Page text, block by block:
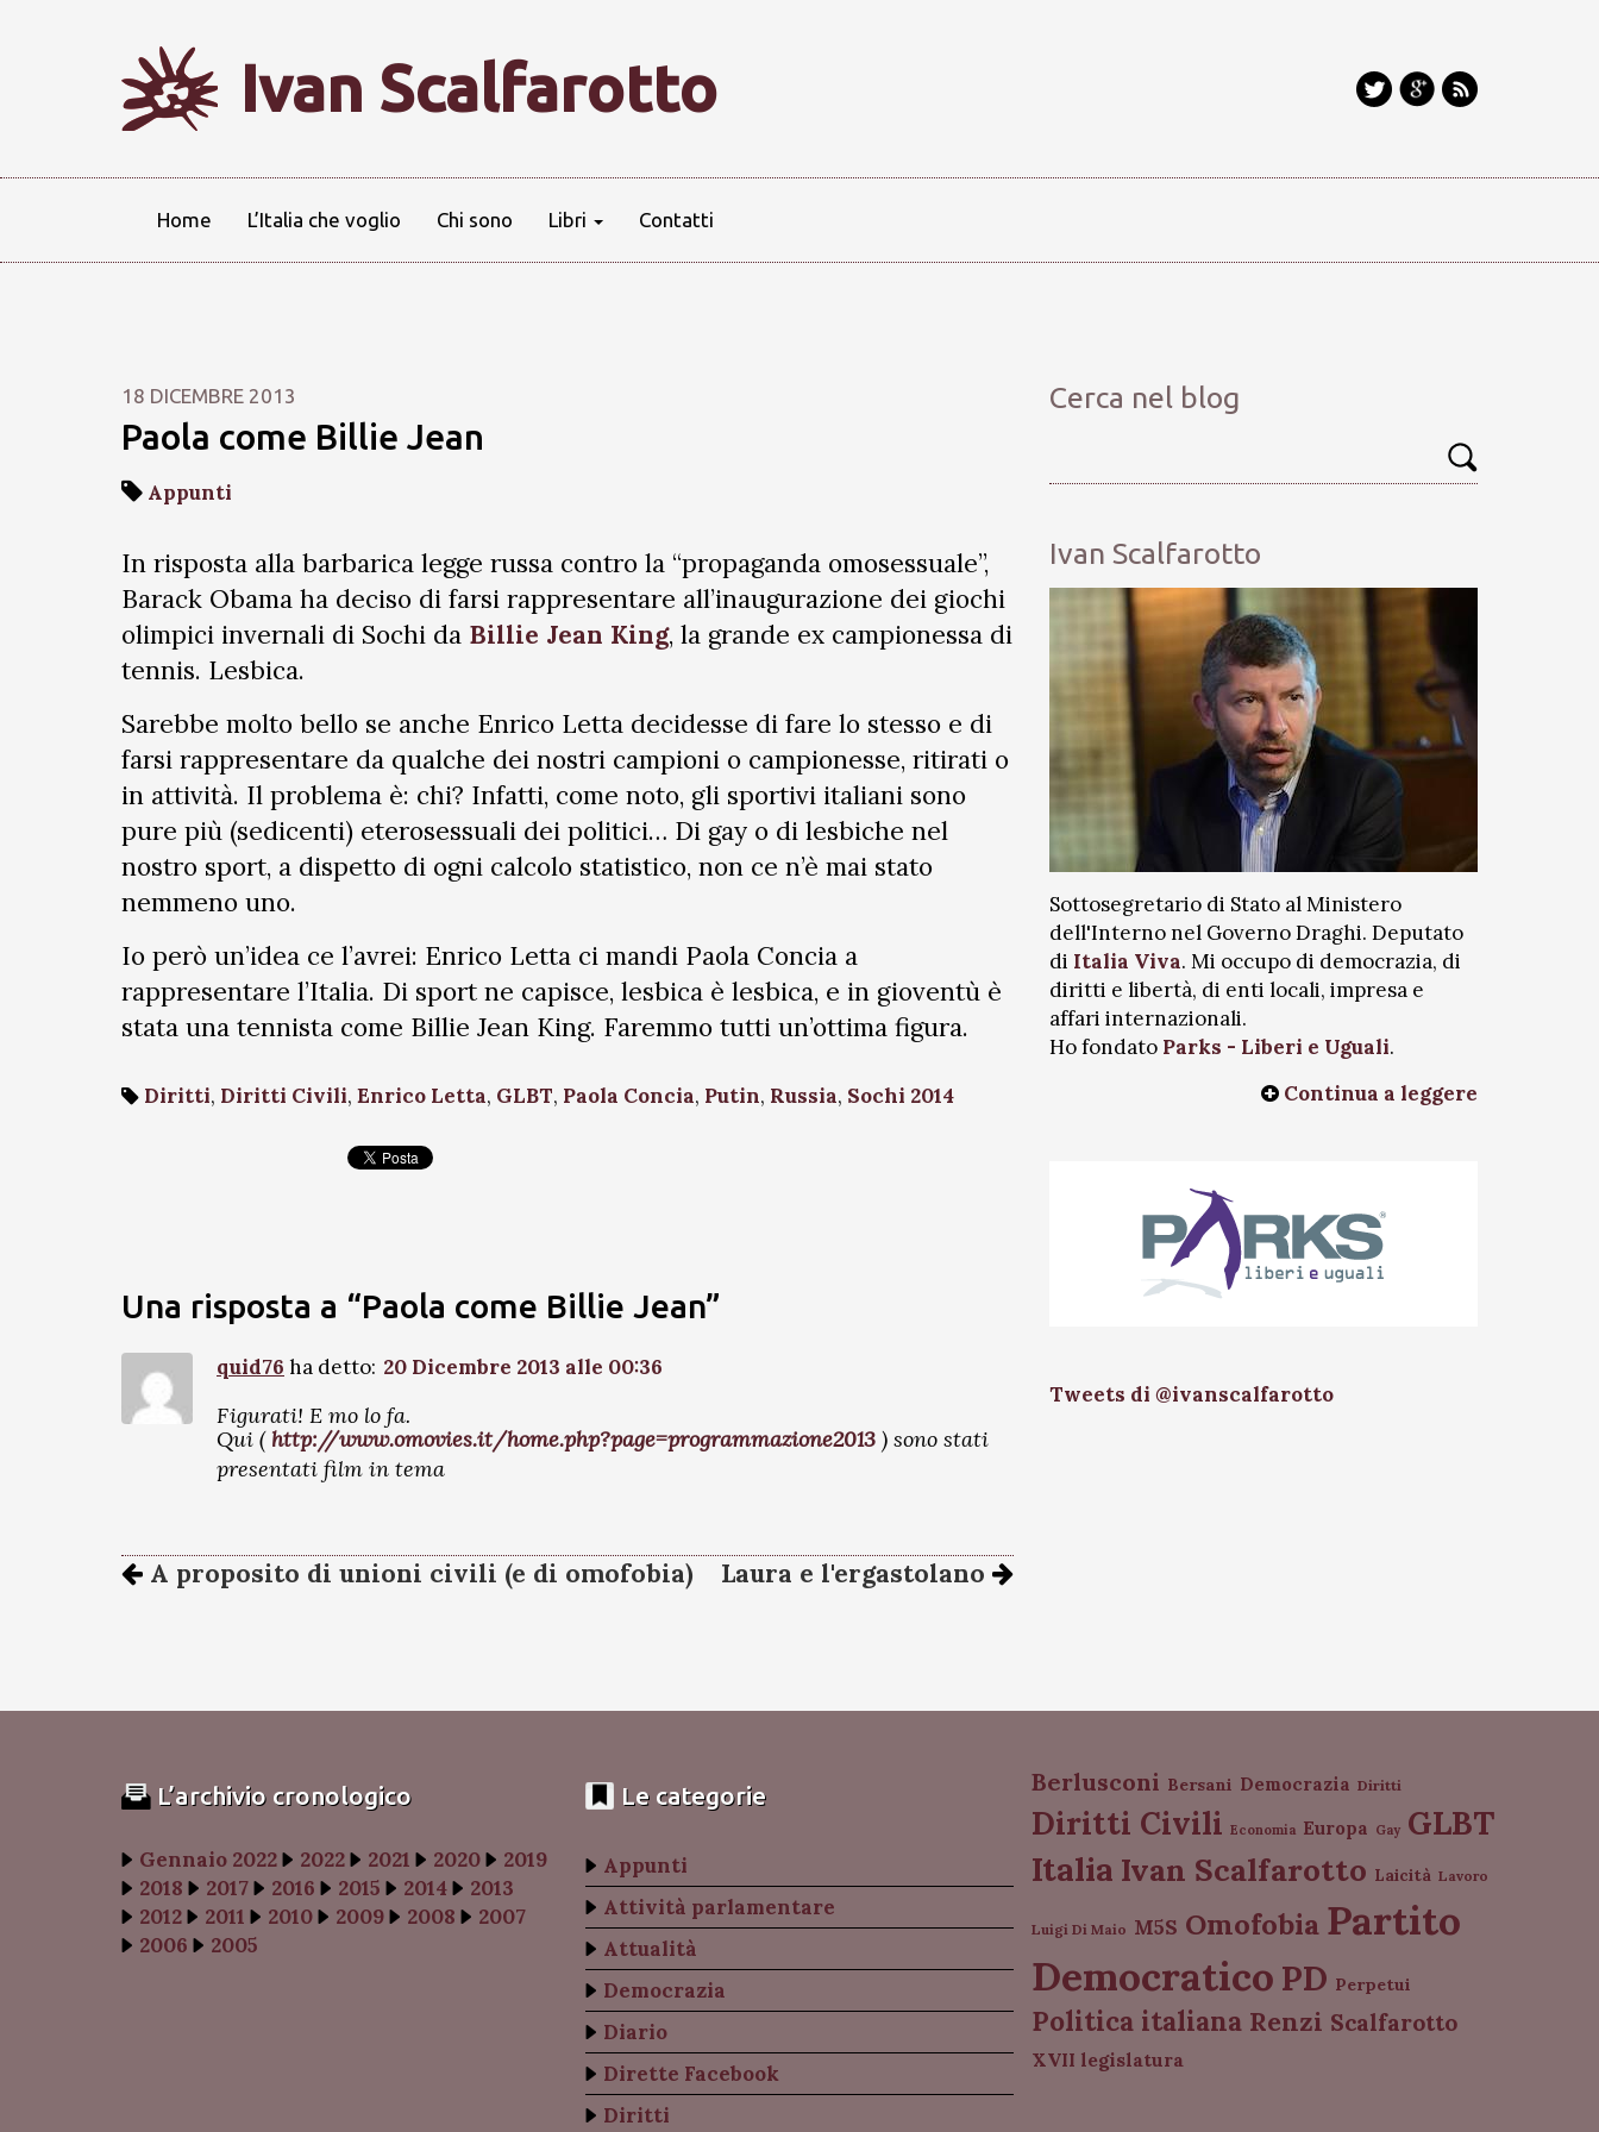
Ivan Scalfarotto
Home L’Italia che voglio Chi sono Libri Contatti
18 DICEMBRE 2013
Paola come Billie Jean
Appunti
In risposta alla barbarica legge russa contro la “propaganda omosessuale”,
Barack Obama ha deciso di farsi rappresentare all’inaugurazione dei giochi
olimpici invernali di Sochi da Billie Jean King, la grande ex campionessa di
tennis. Lesbica.
Sarebbe molto bello se anche Enrico Letta decidesse di fare lo stesso e di
farsi rappresentare da qualche dei nostri campioni o campionesse, ritirati o
in attività. Il problema è: chi? Infatti, come noto, gli sportivi italiani sono
pure più (sedicenti) eterosessuali dei politici… Di gay o di lesbiche nel
nostro sport, a dispetto di ogni calcolo statistico, non ce n’è mai stato
nemmeno uno.
Io però un’idea ce l’avrei: Enrico Letta ci mandi Paola Concia a
rappresentare l’Italia. Di sport ne capisce, lesbica è lesbica, e in gioventù è
stata una tennista come Billie Jean King. Faremmo tutti un’ottima figura.
Diritti, Diritti Civili, Enrico Letta, GLBT, Paola Concia, Putin, Russia, Sochi 2014
Una risposta a “Paola come Billie Jean”
quid76 ha detto: 20 Dicembre 2013 alle 00:36
Figurati! E mo lo fa.
Qui ( http://www.omovies.it/home.php?page=programmazione2013 ) sono stati
presentati film in tema
A proposito di unioni civili (e di omofobia) Laura e l'ergastolano
Cerca nel blog
Ivan Scalfarotto
Sottosegretario di Stato al Ministero
dell'Interno nel Governo Draghi. Deputato
di Italia Viva. Mi occupo di democrazia, di
diritti e libertà, di enti locali, impresa e
affari internazionali.
Ho fondato Parks - Liberi e Uguali.
Continua a leggere
Tweets di @ivanscalfarotto
L’archivio cronologico
Gennaio 2022 2022 2021 2020
2019
2018
2017 2016 2015 2014
2013
2012
2011 2010 2009 2008
2007
2006
2005
Le categorie
Appunti
Attività parlamentare
Attualità
Democrazia
Diario
Dirette Facebook
Diritti
Berlusconi Bersani Democrazia Diritti
Diritti Civili Economia Europa Gay GLBT
Italia Ivan Scalfarotto Laicità Lavoro
Luigi Di Maio M5S Omofobia Partito
Democratico PD Perpetui
Politica italiana Renzi Scalfarotto
XVII legislatura